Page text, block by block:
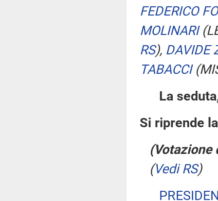
FEDERICO
MOLINARI
RS), DAVIDE
TABACCI
La
Si riprende
(Vedi RS)